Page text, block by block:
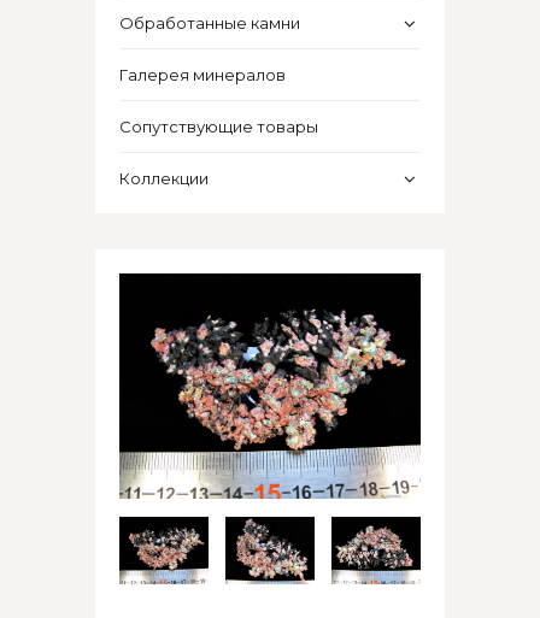
Обработанные камни
Галерея минералов
Сопутствующие товары
Коллекции